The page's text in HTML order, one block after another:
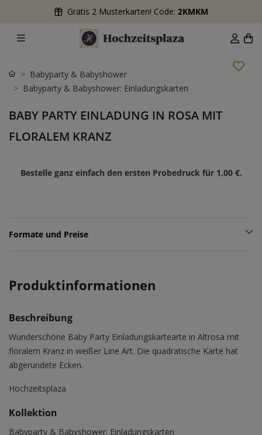
Gratis 2 Musterkarten! Code: 2KMKM
Babyparty & Babyshower
Babyparty & Babyshower: Einladungskarten
BABY PARTY EINLADUNG IN ROSA MIT
FLORALEM KRANZ
Bestelle ganz einfach den ersten Probedruck für 1,00 €.
Formate und Preise
Produktinformationen
Beschreibung
Wunderschöne Baby Party Einladungskartearte in Altrosa mit
floralem Kranz in weißer Line Art. Die quadratische Karte hat
abgerundete Ecken.
Hochzeitsplaza
Kollektion
Babyparty & Babyshower: Einladungskarten